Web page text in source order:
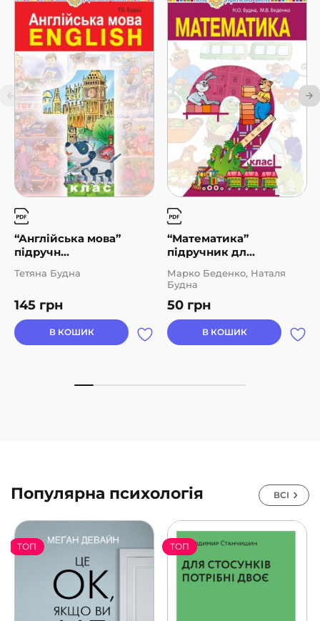
“Англійська мова”
підручн...
145 грн
Тетяна Будна
В КОШИК
“Математика”
підручник дл...
50 грн
Марко Беденко, Наталя
Будна
В КОШИК
Популярна психологія ВСІ
ТОП ТОП